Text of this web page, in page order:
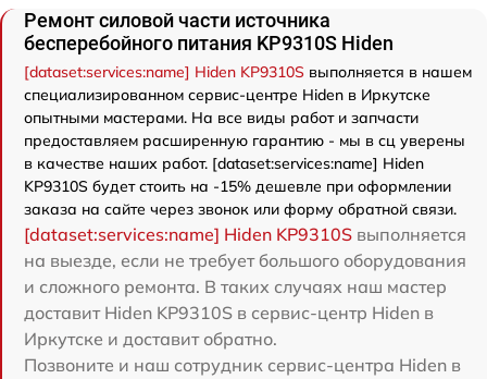
Ремонт силовой части источника
бесперебойного питания KP9310S Hiden
[dataset:services:name] Hiden KP9310S выполняется в нашем
специализированном сервис-центре Hiden в Иркутске
опытными мастерами. На все виды работ и запчасти
предоставляем расширенную гарантию - мы в сц уверены
в качестве наших работ. [dataset:services:name] Hiden
KP9310S будет стоить на -15% дешевле при оформлении
заказа на сайте через звонок или форму обратной связи.
[dataset:services:name] Hiden KP9310S выполняется
на выезде, если не требует большого оборудования
и сложного ремонта. В таких случаях наш мастер
доставит Hiden KP9310S в сервис-центр Hiden в
Иркутске и доставит обратно.
Позвоните и наш сотрудник сервис-центра Hiden в